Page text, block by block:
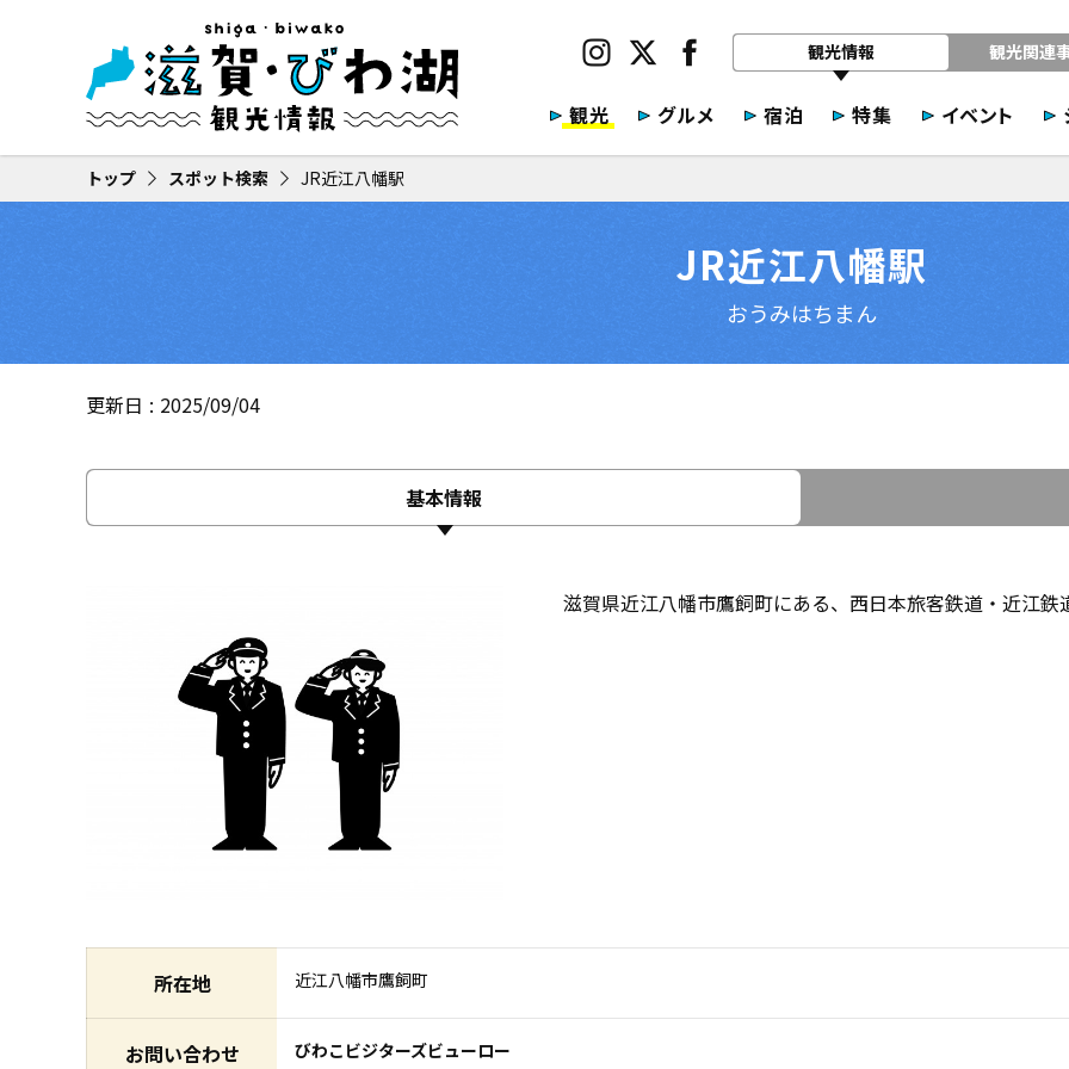
観光情報 観光関連
観光 グルメ 宿泊 特集 イベント
トップ スポット検索 JR近江八幡駅
JR近江八幡駅
おうみはちまん
更新日 2025/09/04
基本情報
滋賀県近江八幡市鷹飼町にある、西日本旅客鉄道・近江鉄
所在地 近江八幡市鷹飼町
お問い合わせ
びわこビジターズビューロー